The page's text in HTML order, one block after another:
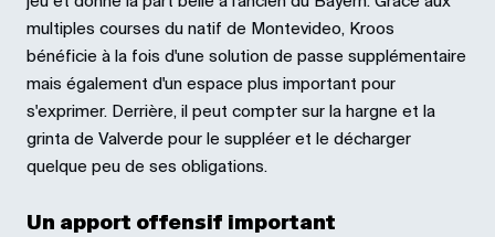
multiples courses du natif de Montevideo, Kroos
bénéficie à la fois d'une solution de passe supplémentaire
mais également d'un espace plus important pour
s'exprimer. Derrière, il peut compter sur la hargne et la
grinta de Valverde pour le suppléer et le décharger
quelque peu de ses obligations.
Un apport offensif important